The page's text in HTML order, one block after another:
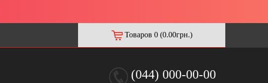
Товаров 0 (0.00грн.)
(044) 000-00-00